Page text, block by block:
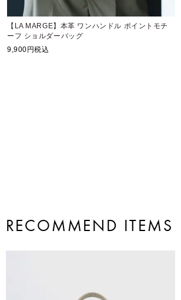
【LA MARGE】本革 ワンハンドル ポイントモチ
ーフ ショルダーバッグ
9,900 税込
RECOMMEND ITEMS